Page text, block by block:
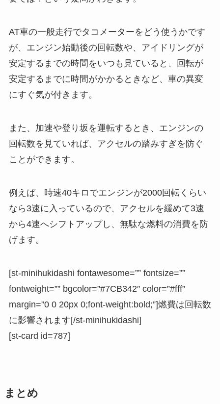
AT車の一般走行でタコメーターをどう使うかです
が、エンジン始動後の回転数や、アイドリングが
安定するまでの時間をいつも見ていると、回転が
安定するまでに時間がかかるときなど、車の異変
にすぐ気が付きます。
また、加速や登り坂を運転するとき、エンジンの
回転数を見ていれば、アクセルの踏みすぎを防ぐ
ことができます。
例えば、時速40キロでエンジンが2000回転くらい
なら3速に入っているので、アクセルを緩めて3速
から4速へシフトアップし、無駄な燃料の消費を防
げます。
[st-minihukidashi fontawesome=”” fontsize=””
fontweight=”” bgcolor=”#7CB342″ color=”#fff”
margin=”0 0 20px 0;font-weight:bold;”]燃費は回転数
に影響されます[/st-minihukidashi]
[st-card id=787]
まとめ